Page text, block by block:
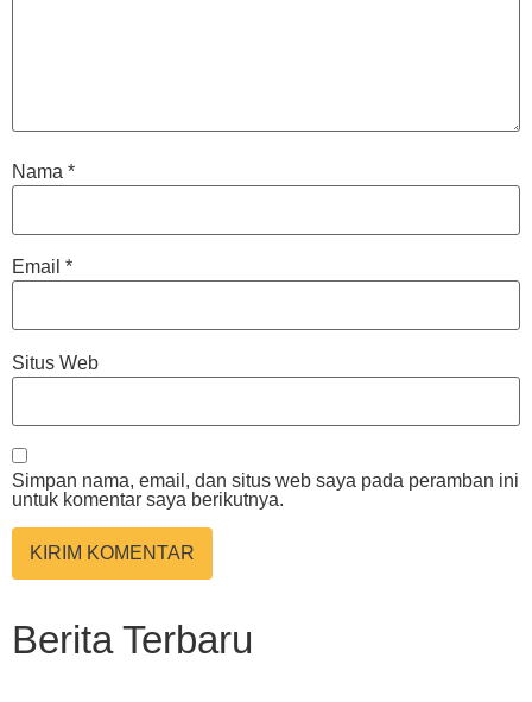
Nama *
Email *
Situs Web
Simpan nama, email, dan situs web saya pada peramban ini
untuk komentar saya berikutnya.
Berita Terbaru